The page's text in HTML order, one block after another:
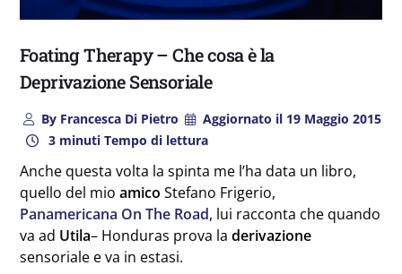
Foating Therapy – Che cosa è la
Deprivazione Sensoriale
ByFrancesca Di Pietro Aggiornato il 19 Maggio 2015
3 minuti Tempo di lettura
Anche questa volta la spinta me l’ha data un libro,
quello del mio amico Stefano Frigerio,
Panamericana On The Road, lui racconta che quando
va ad Utila– Honduras prova la derivazione
sensoriale e va in estasi.